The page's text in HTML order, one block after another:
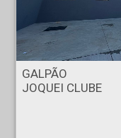
GALPÃO - JOQUEI CLUBE - Ribeirão Preto
GALPÃO
JOQUEI CLUBE